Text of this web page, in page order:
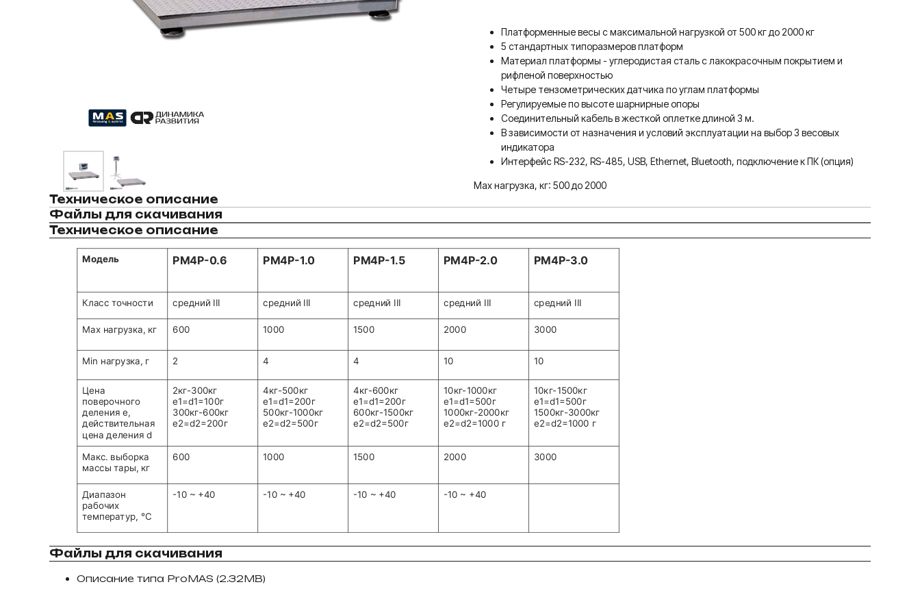
Платформенные весы с максимальной нагрузкой от 500 кг до 2000 кг
5 стандартных типоразмеров платформ
Материал платформы - углеродистая сталь с лакокрасочным покрытием и
рифленой поверхностью
Четыре тензометрических датчика по углам платформы
Регулируемые по высоте шарнирные опоры
Соединительный кабель в жесткой оплетке длиной 3 м.
В зависимости от назначения и условий эксплуатации на выбор 3 весовых
индикатора
Интерфейс RS-232, RS-485, USB, Ethernet, Bluetooth, подключение к ПК (опция)
Max нагрузка, кг: 500 до 2000
Техническое описание
Файлы для скачивания
Техническое описание
Файлы для скачивания
Описание типа ProMAS (2.32MB)